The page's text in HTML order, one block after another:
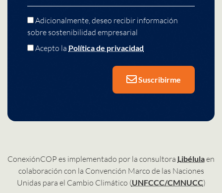
Adicionalmente, deseo recibir información
sobre sostenibilidad empresarial
Acepto la Política de privacidad
Suscribirme
ConexiónCOP es implementado por la consultora Libélulaen
colaboración con la Convención Marco de las Naciones
Unidas para el Cambio Climático (UNFCCC/CMNUCC)